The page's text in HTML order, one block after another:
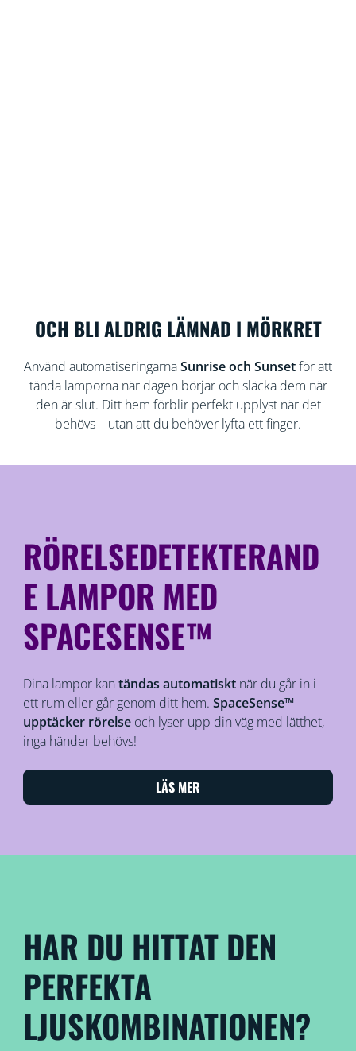
OCH BLI ALDRIG LÄMNAD I MÖRKRET
Använd automatiseringarnaSunrise och Sunsetför att
tända lamporna när dagen börjar och släcka dem när
den är slut. Ditt hem förblir perfekt upplyst när det
behövs – utan att du behöver lyfta ett finger.
RÖRELSEDETEKTERAND
E LAMPOR MED
SPACESENSE™
Dina lampor kan tändas automatisktnär du går in i
ett rum eller går genom ditt hem. SpaceSense™
upptäcker rörelseoch lyser upp din väg med lätthet,
inga händer behövs!
LÄS MER
HAR DU HITTAT DEN
PERFEKTA
LJUSKOMBINATIONEN?